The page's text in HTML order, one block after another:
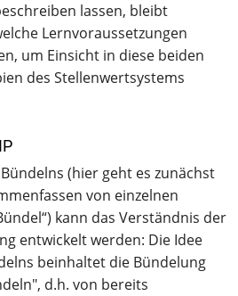
lassen, bleibt
Lernvoraussetzungen
um Einsicht in diese beiden
des Stellenwertsystems
(hier geht es zunächst
von einzelnen
kann das Verständnis der
entwickelt werden: Die Idee
beinhaltet die Bündelung
d.h. von bereits